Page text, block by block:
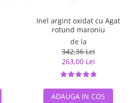
Inel argint oxidat cu Agat
rotund maroniu
de la
342,36 Lei
263,00 Lei
ADAUGA IN COS